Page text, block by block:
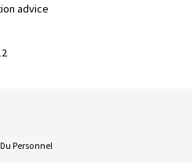
advice
Personnel